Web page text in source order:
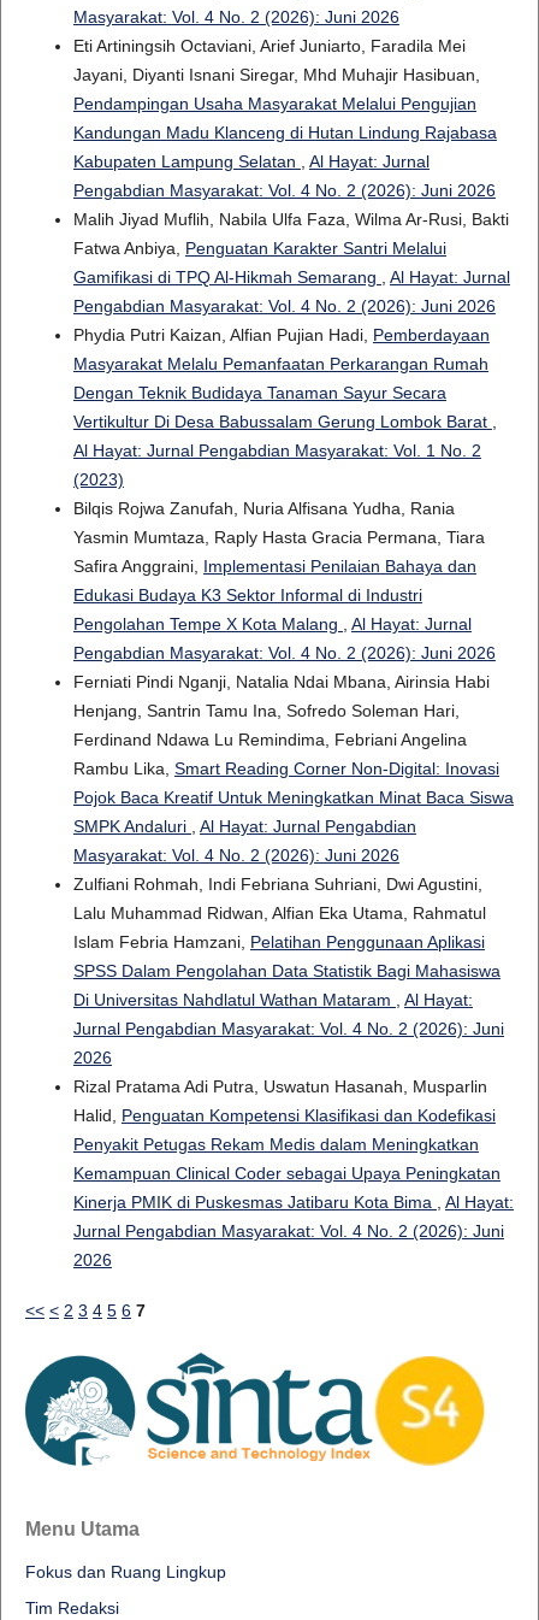
Masyarakat: Vol. 4 No. 2 (2026): Juni 2026
Eti Artiningsih Octaviani, Arief Juniarto, Faradila Mei
Jayani, Diyanti Isnani Siregar, Mhd Muhajir Hasibuan,
Pendampingan Usaha Masyarakat Melalui Pengujian
Kandungan Madu Klanceng di Hutan Lindung Rajabasa
Kabupaten Lampung Selatan
Al Hayat: Jurnal
Pengabdian Masyarakat: Vol. 4 No. 2 (2026): Juni 2026
Malih Jiyad Muflih, Nabila Ulfa Faza, Wilma Ar-Rusi, Bakti
Fatwa Anbiya, Penguatan Karakter Santri Melalui
Gamifikasi di TPQ Al-Hikmah Semarang
Al Hayat: Jurnal
Pengabdian Masyarakat: Vol. 4 No. 2 (2026): Juni 2026
Phydia Putri Kaizan, Alfian Pujian Hadi, Pemberdayaan
Masyarakat Melalu Pemanfaatan Perkarangan Rumah
Dengan Teknik Budidaya Tanaman Sayur Secara
Vertikultur Di Desa Babussalam Gerung Lombok Barat
Al Hayat: Jurnal Pengabdian Masyarakat: Vol. 1 No. 2
(2023)
Bilqis Rojwa Zanufah, Nuria Alfisana Yudha, Rania
Yasmin Mumtaza, Raply Hasta Gracia Permana, Tiara
Safira Anggraini, Implementasi Penilaian Bahaya dan
Edukasi Budaya K3 Sektor Informal di Industri
Pengolahan Tempe X Kota Malang
Al Hayat: Jurnal
Pengabdian Masyarakat: Vol. 4 No. 2 (2026): Juni 2026
Ferniati Pindi Nganji, Natalia Ndai Mbana, Airinsia Habi
Henjang, Santrin Tamu Ina, Sofredo Soleman Hari,
Ferdinand Ndawa Lu Remindima, Febriani Angelina
Rambu Lika, Smart Reading Corner Non-Digital: Inovasi
Pojok Baca Kreatif Untuk Meningkatkan Minat Baca Siswa
SMPK Andaluri
Al Hayat: Jurnal Pengabdian
Masyarakat: Vol. 4 No. 2 (2026): Juni 2026
Zulfiani Rohmah, Indi Febriana Suhriani, Dwi Agustini,
Lalu Muhammad Ridwan, Alfian Eka Utama, Rahmatul
Islam Febria Hamzani, Pelatihan Penggunaan Aplikasi
SPSS Dalam Pengolahan Data Statistik Bagi Mahasiswa
Di Universitas Nahdlatul Wathan Mataram
Al Hayat:
Jurnal Pengabdian Masyarakat: Vol. 4 No. 2 (2026): Juni
2026
Rizal Pratama Adi Putra, Uswatun Hasanah, Musparlin
Halid, Penguatan Kompetensi Klasifikasi dan Kodefikasi
Penyakit Petugas Rekam Medis dalam Meningkatkan
Kemampuan Clinical Coder sebagai Upaya Peningkatan
Kinerja PMIK di Puskesmas Jatibaru Kota Bima
Al Hayat:
Jurnal Pengabdian Masyarakat: Vol. 4 No. 2 (2026): Juni
2026
<< < 2 3 4 5 6 7
Menu Utama
Fokus dan Ruang Lingkup
Tim Redaksi